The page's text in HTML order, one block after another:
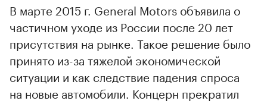
В марте 2015 г. General Motors объявила о
частичном уходе из России после 20 лет
присутствия на рынке. Такое решение было
принято из-за тяжелой экономической
ситуации и как следствие падения спроса
на новые автомобили. Концерн прекратил